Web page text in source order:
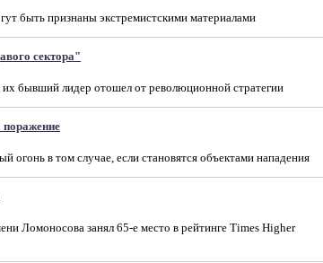
быть признаны экстремистскими материалами
сектора"
бывший лидер отошел от революционной стратегии
поражение
огонь в том случае, если становятся объектами нападения
Ломоносова занял 65-е место в рейтинге Times Higher